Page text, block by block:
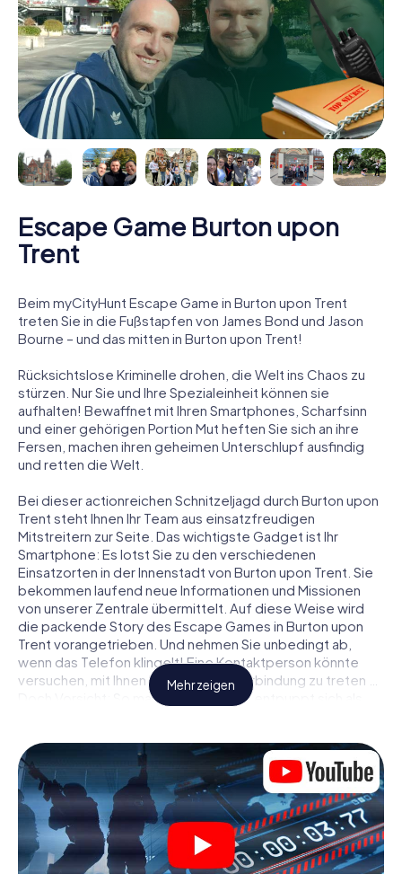
Escape Game Burton upon
Trent
Beim myCityHunt Escape Game in Burton upon Trent
treten Sie in die Fußstapfen von James Bond und Jason
Bourne – und das mitten in Burton upon Trent!
Rücksichtslose Kriminelle drohen, die Welt ins Chaos zu
stürzen. Nur Sie und Ihre Spezialeinheit können sie
aufhalten! Bewaffnet mit Ihren Smartphones, Scharfsinn
und einer gehörigen Portion Mut heften Sie sich an ihre
Fersen, machen ihren geheimen Unterschlupf ausfindig
und retten die Welt.
Bei dieser actionreichen Schnitzeljagd durch Burton upon
Trent steht Ihnen Ihr Team aus einsatzfreudigen
Mitstreitern zur Seite. Das wichtigste Gadget ist Ihr
Smartphone: Es lotst Sie zu den verschiedenen
Einsatzorten in der Innenstadt von Burton upon Trent. Sie
bekommen laufend neue Informationen und Missionen
von unserer Zentrale übermittelt. Auf diese Weise wird
die packende Story des Escape Games in Burton upon
Trent vorangetrieben. Und nehmen Sie unbedingt ab,
wenn das Telefon klingelt! Eine Kontaktperson könnte
versuchen, mit Ihnen konspirativ in Verbindung zu treten …
Doch Vorsicht: So mancher Informant entpuppt sich als
ziehen Sie die richtigen Schlüsse und vor allem: Vertrauen
Sie niemandem!
Anders als in einem klassischen Escape Room in Burton
upon Trent sind Sie also nicht in ein Zimmer eingesperrt,
aus dem Sie sich in einem vorgegebenen Zeitfenster
befreien müssen. Diese Smartphone Schnitzeljagd erklärt
Mehr zeigen